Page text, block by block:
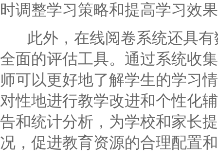
时调整学习策略和提高学习效
此外，在线阅卷系统还具有
全面的评估工具。通过系统收
师可以更好地了解学生的学习
对性地进行教学改进和个性化
告和统计分析，为学校和家长
况，促进教育资源的合理配置